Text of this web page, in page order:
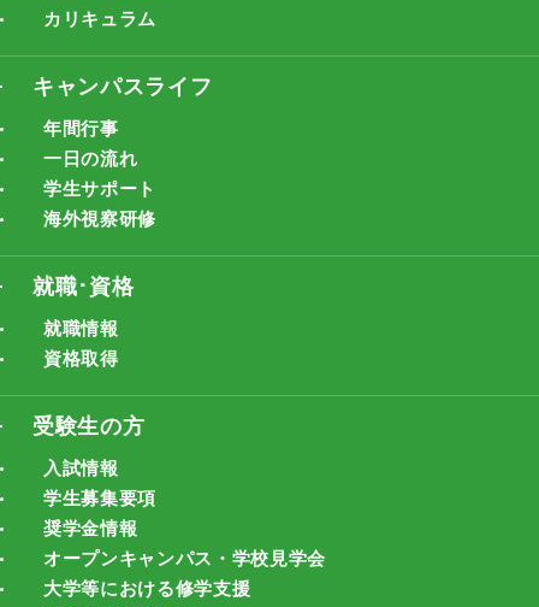
カリキュラム
キャンパスライフ
年間行事
一日の流れ
学生サポート
海外視察研修
就職･資格
就職情報
資格取得
受験生の方
入試情報
学生募集要項
奨学金情報
オープンキャンパス・学校見学会
大学等における修学支援